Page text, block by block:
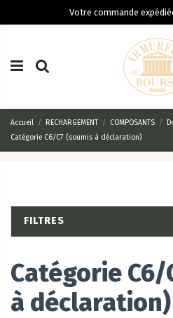
Votre commande
Accueil RECHARGEMENT COMPOSANTS
Catégorie C6/C7 (soumis à déclaration)
Catégorie C6/
à déclaration)
FILTRES